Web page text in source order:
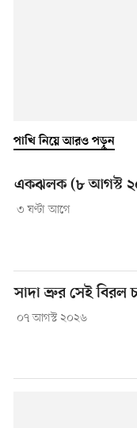
পাখি নিয়ে আরও পড়ুন
একঝলক (৮ আগস্ট
৩ ঘণ্টা আগে
সাদা ভ্রুর সেই বিরল
০৭ আগস্ট ২০২৬